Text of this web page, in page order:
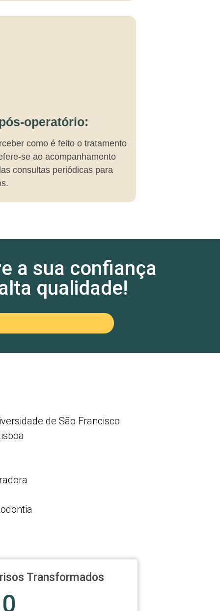
operatório:
como é feito o tratamento
se ao acompanhamento
consultas periódicas para
a sua confiança
qualidade!
de São Francisco
Transformados
0